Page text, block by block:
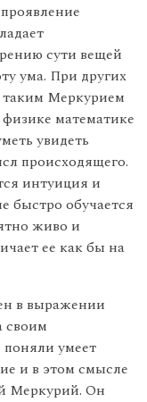
сути вещей
ума. При других
таким Меркурием
математике
увидеть
происходящего.
интуиция и
быстро обучается
живо и
ее как бы на
в выражении
своим
умеет
и в этом смысле
Меркурий. Он